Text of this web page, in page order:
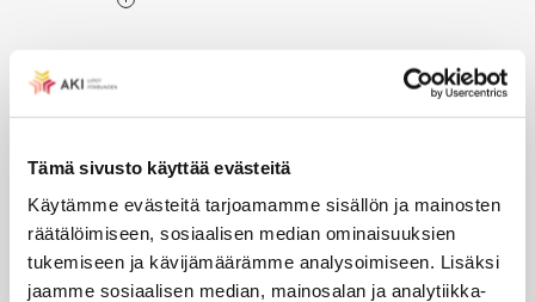
Tämä sivusto käyttää evästeitä
Käytämme evästeitä tarjoamamme sisällön ja mainosten
räätälöimiseen, sosiaalisen median ominaisuuksien
tukemiseen ja kävijämäärämme analysoimiseen. Lisäksi
jaamme sosiaalisen median, mainosalan ja analytiikka-
AJANKOHTAISTA
Uutiset
Blogit
Crux-lehti